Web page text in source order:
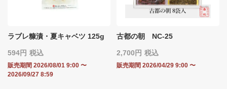
ラブレ糠漬・夏キャベツ 125g
594 税込
販売期間 2026/08/01 9:00 〜
2026/09/27 8:59
古都の朝 NC-25
2,700 税込
販売期間 2026/04/29 9:00 〜